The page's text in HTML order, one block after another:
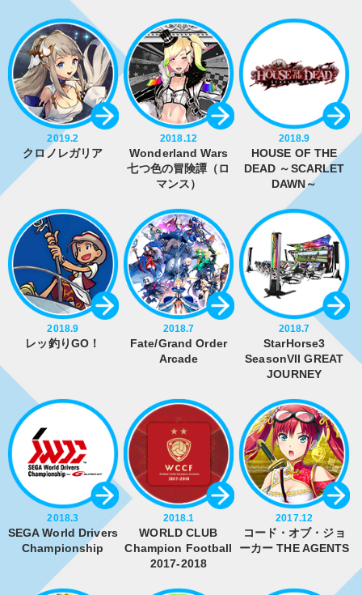
2019.2
クロノレガリア
2018.12
Wonderland Wars
七つ色の冒険譚（ロ
マンス）
2018.9
HOUSE OF THE
DEAD ～SCARLET
DAWN～
2018.9
レッ釣りGO！
2018.7
Fate/Grand Order
Arcade
2018.7
StarHorse3
SeasonVII GREAT
JOURNEY
2018.3
SEGA World Drivers
Championship
2018.1
WORLD CLUB
Champion Football
2017-2018
2017.12
コード・オブ・ジョ
ーカー THE AGENTS